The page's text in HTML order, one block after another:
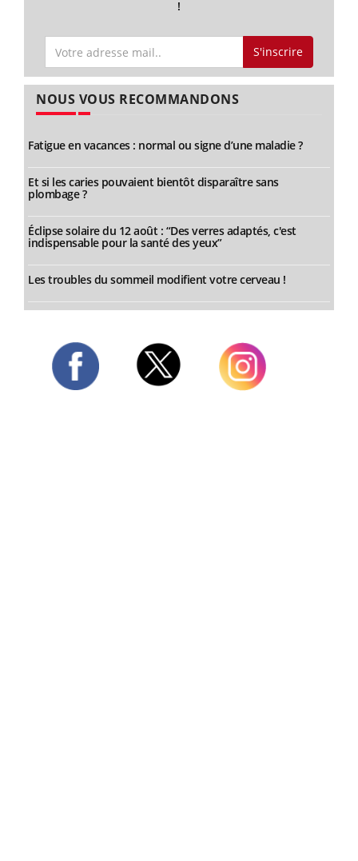
!
S'inscrire
NOUS VOUS RECOMMANDONS
Fatigue en vacances : normal ou signe d’une maladie ?
Et si les caries pouvaient bientôt disparaître sans
plombage ?
Éclipse solaire du 12 août : “Des verres adaptés, c'est
indispensable pour la santé des yeux”
Les troubles du sommeil modifient votre cerveau !